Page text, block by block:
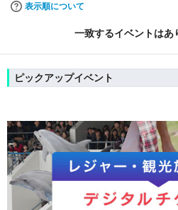
表示順について
一致するイベントはあ
ピックアップイベント